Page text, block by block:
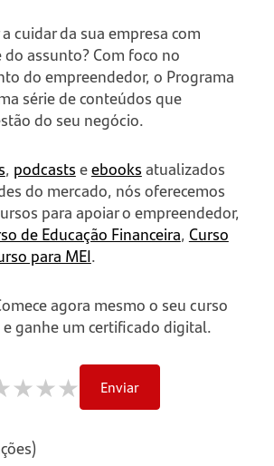
cuidar da sua empresa com
assunto? Com foco no
do empreendedor, o Programa
série de conteúdos que
do seu negócio.
, podcastseebooksatualizados
do mercado, nós oferecemos
para apoiar o empreendedor,
de Educação Financeira, Curso
para MEI.
agora mesmo o seu curso
ganhe um certificado digital.
★
★
★ Enviar